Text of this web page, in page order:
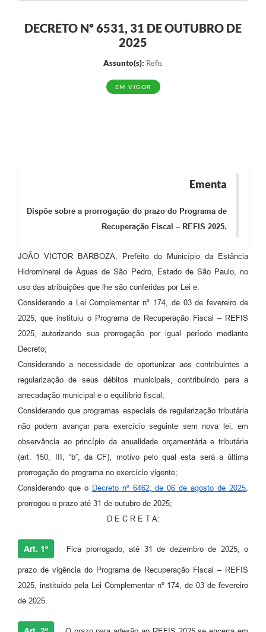
DECRETO Nº 6531, 31 DE OUTUBRO DE
2025
Assunto(s): Refis
EM VIGOR
Ementa
Dispõe sobre a prorrogação do prazo do Programa de
Recuperação Fiscal – REFIS 2025.
JOÃO VICTOR BARBOZA, Prefeito do Município da Estância
Hidromineral de Águas de São Pedro, Estado de São Paulo, no
uso das atribuições que lhe são conferidas por Lei e:
Considerando a Lei Complementar nº 174, de 03 de fevereiro de
2025, que instituiu o Programa de Recuperação Fiscal – REFIS
2025, autorizando sua prorrogação por igual período mediante
Decreto;
Considerando a necessidade de oportunizar aos contribuintes a
regularização de seus débitos municipais, contribuindo para a
arrecadação municipal e o equilíbrio fiscal;
Considerando que programas especiais de regularização tributária
não podem avançar para exercício seguinte sem nova lei, em
observância ao princípio da anualidade orçamentária e tributária
(art. 150, III, “b”, da CF), motivo pelo qual esta será a última
prorrogação do programa no exercício vigente;
Considerando que o Decreto nº 6462, de 06 de agosto de 2025,
prorrogou o prazo até 31 de outubro de 2025;
D E C R E T A:
Art. 1º Fica prorrogado, até 31 de dezembro de 2025, o
prazo de vigência do Programa de Recuperação Fiscal – REFIS
2025, instituído pela Lei Complementar nº 174, de 03 de fevereiro
de 2025.